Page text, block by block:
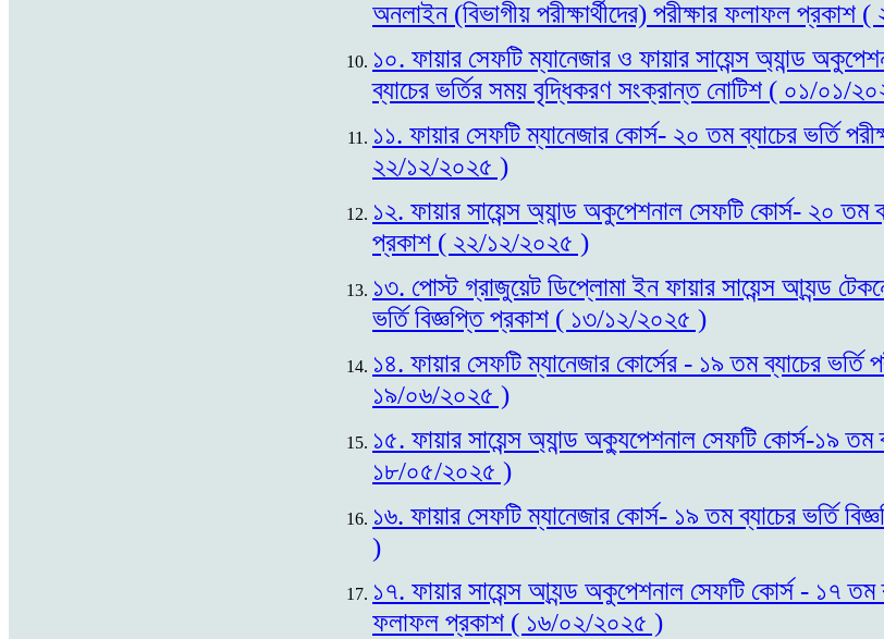
অনলাইন (বিভাগীয় পরীক্ষার্থীদের) পরীক্ষার ফলাফল
১০. ফায়ার সেফটি ম্যানেজার ও ফায়ার সায়েন্স অ্যান্ড
ব্যাচের ভর্তির সময় বৃদ্ধিকরণ সংক্রান্ত নোটিশ ( ০১/০১/
১১. ফায়ার সেফটি ম্যানেজার কোর্স- ২০ তম ব্যাচের ভর্তি
২২/১২/২০২৫ )
১২. ফায়ার সায়েন্স অ্যান্ড অকুপেশনাল সেফটি কোর্স- ২০ তম
প্রকাশ ( ২২/১২/২০২৫ )
১৩. পোস্ট গ্রাজুয়েট ডিপ্লোমা ইন ফায়ার সায়েন্স আ্যন্ড
ভর্তি বিজ্ঞপ্তি প্রকাশ ( ১৩/১২/২০২৫ )
১৪. ফায়ার সেফটি ম্যানেজার কোর্সের - ১৯ তম ব্যাচের ভর্তি
১৯/০৬/২০২৫ )
১৫. ফায়ার সায়েন্স অ্যান্ড অক্যুপেশনাল সেফটি কোর্স-১৯ তম
১৮/০৫/২০২৫ )
১৬. ফায়ার সেফটি ম্যানেজার কোর্স- ১৯ তম ব্যাচের ভর্তি
)
১৭. ফায়ার সায়েন্স আ্যন্ড অকুপেশনাল সেফটি কোর্স - ১৭ তম
ফলাফল প্রকাশ ( ১৬/০২/২০২৫ )